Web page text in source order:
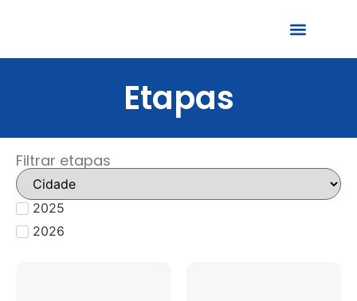
Etapas
Filtrar etapas
2025
2026